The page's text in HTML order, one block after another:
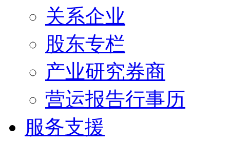
关系企业
股东专栏
产业研究券商
营运报告行事历
服务支援